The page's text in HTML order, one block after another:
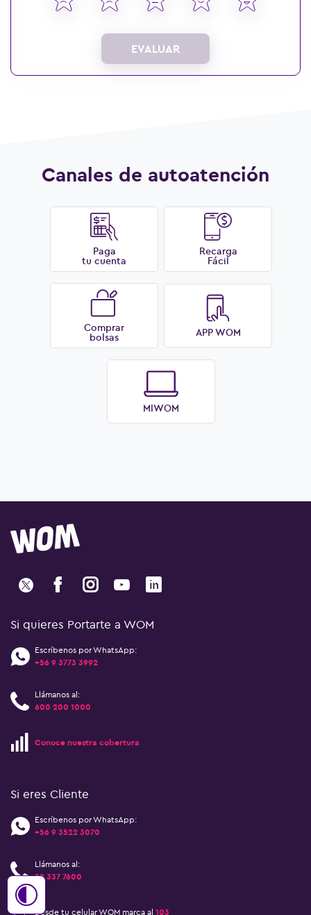
EVALUAR
Canales de autoatención
Paga
tu cuenta
Recarga
Fácil
Comprar
bolsas APP WOM
MIWOM
Si quieres Portarte a WOM
Escríbenos por WhatsApp:
+56 9 3773 3992
Llámanos al:
600 200 1000
Conoce nuestra cobertura
Si eres Cliente
Escríbenos por WhatsApp:
+56 9 3522 3070
Llámanos al:
22 337 7600
Desde tu celular WOM marca al 103